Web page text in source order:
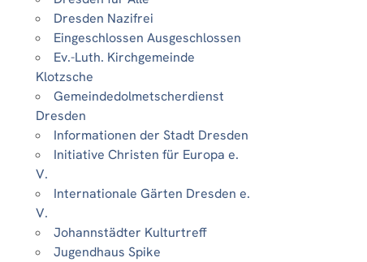
Dresden Nazifrei
Eingeschlossen Ausgeschlossen
Ev.-Luth. Kirchgemeinde
Klotzsche
Gemeindedolmetscherdienst
Dresden
Informationen der Stadt Dresden
Initiative Christen für Europa e.
V.
Internationale Gärten Dresden e.
V.
Johannstädter Kulturtreff
Jugendhaus Spike